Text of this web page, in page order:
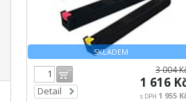
SKLADEM
Detail
3 004
1 616
s DPH 1 955